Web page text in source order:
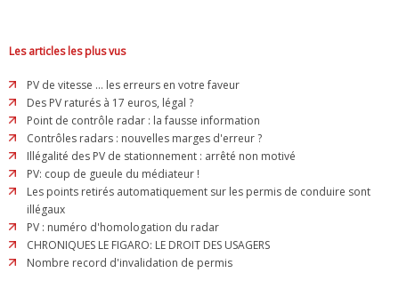
Les articles les plus vus
PV de vitesse ... les erreurs en votre faveur
Des PV raturés à 17 euros, légal ?
Point de contrôle radar : la fausse information
Contrôles radars : nouvelles marges d'erreur ?
Illégalité des PV de stationnement : arrêté non motivé
PV: coup de gueule du médiateur !
Les points retirés automatiquement sur les permis de conduire sont
illégaux
PV : numéro d'homologation du radar
CHRONIQUES LE FIGARO: LE DROIT DES USAGERS
Nombre record d'invalidation de permis